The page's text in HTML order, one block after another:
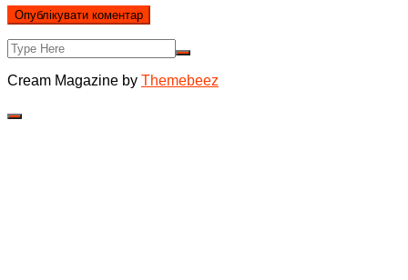
Cream Magazine by Themebeez